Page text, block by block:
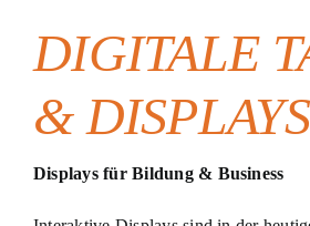
DIGITALE
& DISPLAYS
Displays für Bildung & Business